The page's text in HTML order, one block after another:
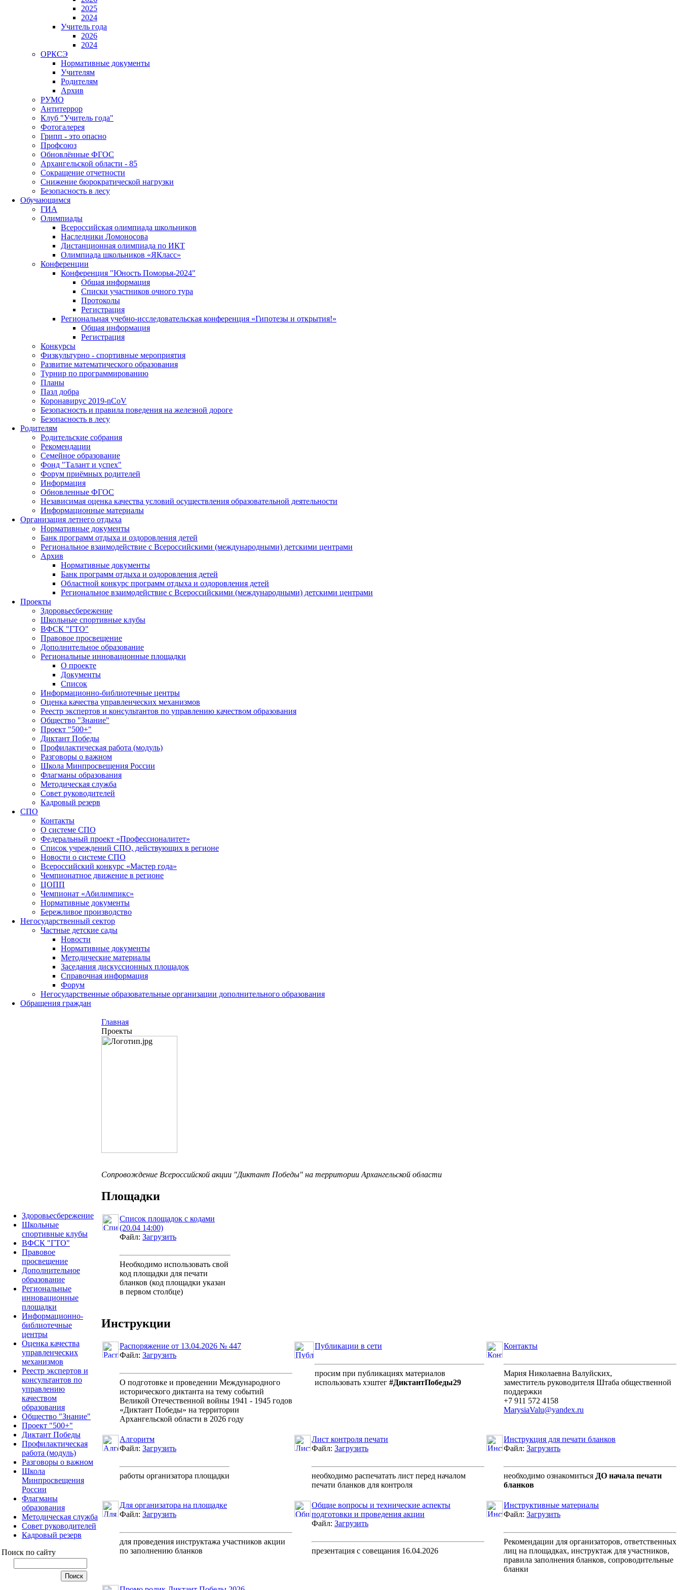
2025
2024
Учитель года
2026
2024
ОРКСЭ
Нормативные документы
Учителям
Родителям
Архив
РУМО
Антитеррор
Клуб "Учитель года"
Фотогалерея
Грипп - это опасно
Профсоюз
Обновлённые ФГОС
Архангельской области - 85
Сокращение отчетности
Снижение бюрократической нагрузки
Безопасность в лесу
Обучающимся
ГИА
Олимпиады
Всероссийская олимпиада школьников
Наследники Ломоносова
Дистанционная олимпиада по ИКТ
Олимпиада школьников «ЯКласс»
Конференции
Конференция "Юность Поморья-2024"
Общая информация
Списки участников очного тура
Протоколы
Регистрация
Региональная учебно-исследовательская конференция «Гипотезы и открытия!»
Общая информация
Регистрация
Конкурсы
Физкультурно - спортивные мероприятия
Развитие математического образования
Турнир по программированию
Планы
Пазл добра
Коронавирус 2019-nCoV
Безопасность и правила поведения на железной дороге
Безопасность в лесу
Родителям
Родительские собрания
Рекомендации
Семейное образование
Фонд "Талант и успех"
Форум приёмных родителей
Информация
Обновленные ФГОС
Независимая оценка качества условий осуществления образовательной деятельности
Информационные материалы
Организация летнего отдыха
Нормативные документы
Банк программ отдыха и оздоровления детей
Региональное взаимодействие с Всероссийскими (международными) детскими центрами
Архив
Нормативные документы
Банк программ отдыха и оздоровления детей
Областной конкурс программ отдыха и оздоровления детей
Региональное взаимодействие с Всероссийскими (международными) детскими центрами
Проекты
Здоровьесбережение
Школьные спортивные клубы
ВФСК "ГТО"
Правовое просвещение
Дополнительное образование
Региональные инновационные площадки
О проекте
Документы
Список
Информационно-библиотечные центры
Оценка качества управленческих механизмов
Реестр экспертов и консультантов по управлению качеством образования
Общество "Знание"
Проект "500+"
Диктант Победы
Профилактическая работа (модуль)
Разговоры о важном
Школа Минпросвещения России
Флагманы образования
Методическая служба
Совет руководителей
Кадровый резерв
СПО
Контакты
О системе СПО
Федеральный проект «Профессионалитет»
Список учреждений СПО, действующих в регионе
Новости о системе СПО
Всероссийский конкурс «Мастер года»
Чемпионатное движение в регионе
ЦОПП
Чемпионат «Абилимпикс»
Нормативные документы
Бережливое производство
Негосударственный сектор
Частные детские сады
Новости
Нормативные документы
Методические материалы
Заседания дискуссионных площадок
Справочная информация
Форум
Негосударственные образовательные организации дополнительного образования
Обращения граждан
Здоровьесбережение
Школьные
спортивные клубы
ВФСК "ГТО"
Правовое
просвещение
Дополнительное
образование
Региональные
инновационные
площадки
Информационно-
библиотечные
центры
Оценка качества
управленческих
механизмов
Реестр экспертов и
консультантов по
управлению
качеством
образования
Общество "Знание"
Проект "500+"
Диктант Победы
Профилактическая
работа (модуль)
Разговоры о важном
Школа
Минпросвещения
России
Флагманы
образования
Методическая служба
Совет руководителей
Кадровый резерв
Поиск по сайту
Главная
Проекты
Сопровождение Всероссийской акции "Диктант Победы" на территории Архангельской области
Площадки
Список площадок с кодами
(20.04 14:00)
Файл: Загрузить
Необходимо использовать свой
код площадки для печати
бланков (код площадки указан
в первом столбце)
Инструкции
Распоряжение от 13.04.2026 № 447
Файл: Загрузить
О подготовке и проведении Международного
исторического диктанта на тему событий
Великой Отечественной войны 1941 - 1945 годов
«Диктант Победы» на территории
Архангельской области в 2026 году
Публикации в сети
просим при публикациях материалов
использовать хэштег #ДиктантПобеды29
Контакты
Мария Николаевна Валуйских,
заместитель руководителя Штаба общественной
поддержки
+7 911 572 4158
MarysiaValu@yandex.ru
Алгоритм
Файл: Загрузить
работы организатора площадки
Лист контроля печати
Файл: Загрузить
необходимо распечатать лист перед началом
печати бланков для контроля
Инструкция для печати бланков
Файл: Загрузить
необходимо ознакомиться ДО начала печати
бланков
Для организатора на площадке
Файл: Загрузить
для проведения инструктажа участников акции
по заполнению бланков
Общие вопросы и технические аспекты
подготовки и проведения акции
Файл: Загрузить
презентация с совещания 16.04.2026
Инструктивные материалы
Файл: Загрузить
Рекомендации для организаторов, ответственных
лиц на площадках, инструктаж для участников,
правила заполнения бланков, сопроводительные
бланки